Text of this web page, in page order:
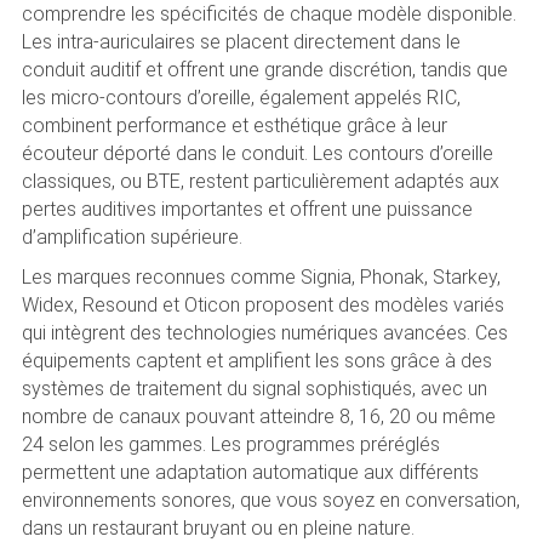
comprendre les spécificités de chaque modèle disponible.
Les intra-auriculaires se placent directement dans le
conduit auditif et offrent une grande discrétion, tandis que
les micro-contours d’oreille, également appelés RIC,
combinent performance et esthétique grâce à leur
écouteur déporté dans le conduit. Les contours d’oreille
classiques, ou BTE, restent particulièrement adaptés aux
pertes auditives importantes et offrent une puissance
d’amplification supérieure.
Les marques reconnues comme Signia, Phonak, Starkey,
Widex, Resound et Oticon proposent des modèles variés
qui intègrent des technologies numériques avancées. Ces
équipements captent et amplifient les sons grâce à des
systèmes de traitement du signal sophistiqués, avec un
nombre de canaux pouvant atteindre 8, 16, 20 ou même
24 selon les gammes. Les programmes préréglés
permettent une adaptation automatique aux différents
environnements sonores, que vous soyez en conversation,
dans un restaurant bruyant ou en pleine nature.